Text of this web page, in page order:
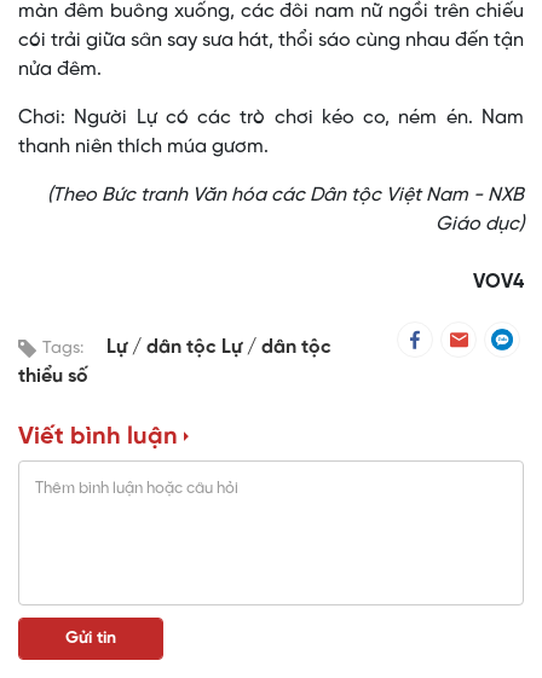
màn đêm buông xuống, các đôi nam nữ ngồi trên chiếu
cói trải giữa sân say sưa hát, thổi sáo cùng nhau đến tận
nửa đêm.
Chơi: Người Lự có các trò chơi kéo co, ném én. Nam
thanh niên thích múa gươm.
(Theo Bức tranh Văn hóa các Dân tộc Việt Nam - NXB
Giáo dục)
VOV4
Tags: Lự dân tộc Lự
dân tộc
thiểu số
Viết bình luận